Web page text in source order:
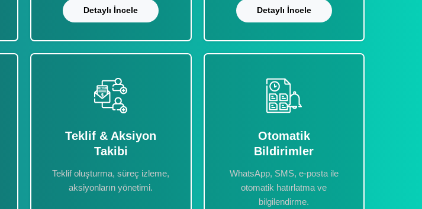
Detaylı İncele Detaylı İncele
Teklif & Aksiyon
Takibi
Teklif oluşturma, süreç izleme,
aksiyonların yönetimi.
Otomatik
Bildirimler
WhatsApp, SMS, e-posta ile
otomatik hatırlatma ve
bilgilendirme.